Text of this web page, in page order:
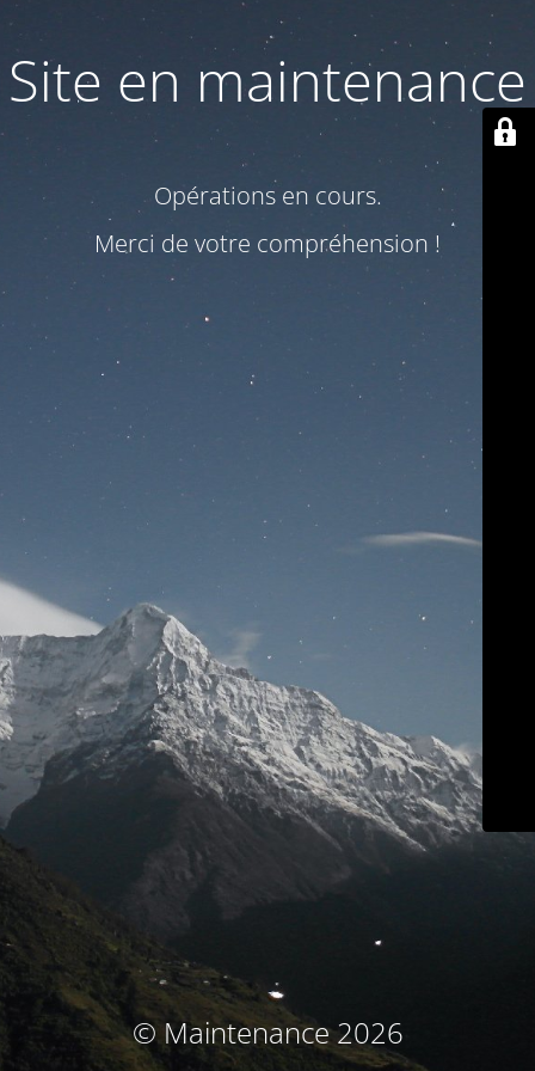
Site en maintenance
Opérations en cours.
Merci de votre compréhension !
© Maintenance 2026